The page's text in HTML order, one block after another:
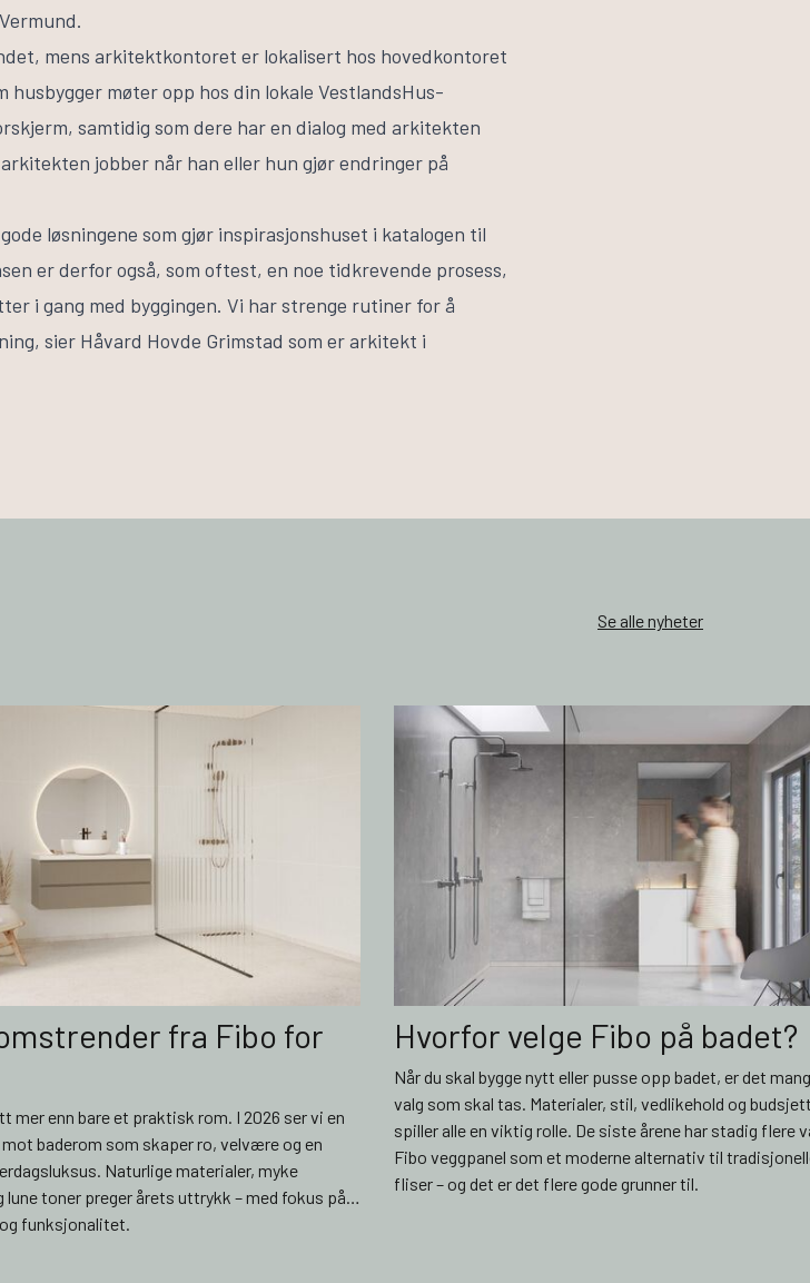
mens arkitektkontoret er lokalisert hos hovedkontoret
husbygger møter opp hos din lokale VestlandsHus-
samtidig som dere har en dialog med arkitekten
jobber når han eller hun gjør endringer på
løsningene som gjør inspirasjonshuset i katalogen til
er derfor også, som oftest, en noe tidkrevende prosess,
i gang med byggingen. Vi har strenge rutiner for å
sier Håvard Hovde Grimstad som er arkitekt i
Se alle nyheter
fra Fibo for
mer enn bare et praktisk rom. I 2026 ser vi en
baderom som skaper ro, velvære og en
Naturlige materialer, myke
lune toner preger årets uttrykk – med fokus på
funksjonalitet.
Hvorfor velge Fibo på badet?
Når du skal bygge nytt eller pusse opp badet, er det
valg som skal tas. Materialer, stil, vedlikehold og
spiller alle en viktig rolle. De siste årene har stadig flere
Fibo veggpanel som et moderne alternativ til
fliser – og det er det flere gode grunner til.